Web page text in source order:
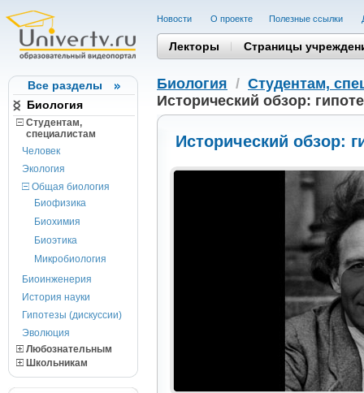
Все разделы
Биология
Студентам,
cпециалистам
Человек
Экология
Общая биология
Биофизика
Биохимия
Биоэтика
Микробиология
Биоинженерия
История науки
Гипотезы (дискуссии)
Эволюция
Любознательным
Школьникам
Новости О проекте Полезные cсылки
Лекторы Страницы
Биология / Студентам,
Исторический обзор:
Исторический обзор: